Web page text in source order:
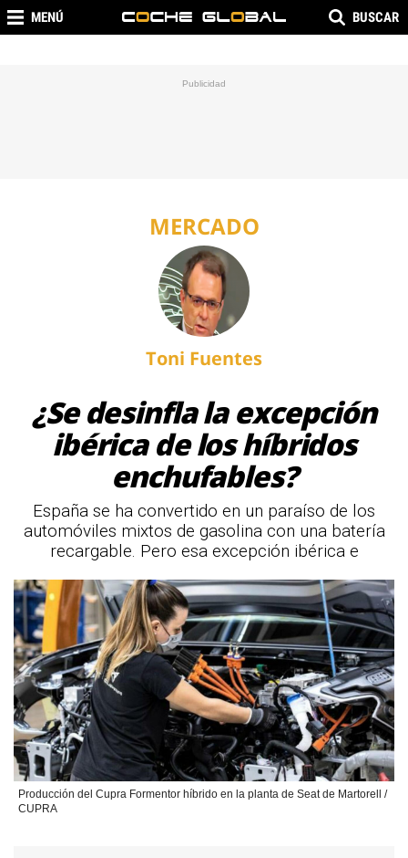
MENÚ BUSCAR
MERCADO
Toni Fuentes
Producción del Cupra Formentor híbrido en la planta de Seat de Martorell /
CUPRA
¿Se desinfla la excepción
ibérica de los híbridos
enchufables?
España se ha convertido en un paraíso de los
automóviles mixtos de gasolina con una batería
recargable. Pero esa excepción ibérica e